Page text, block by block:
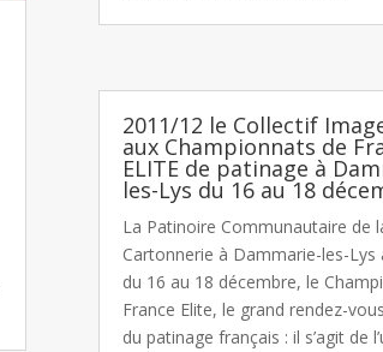
2011/12 le Collectif
aux Championnats de
ELITE de patinage à
les-Lys du 16 au 18
La Patinoire Communautaire de
Cartonnerie à Dammarie-les-Lys
du 16 au 18 décembre, le
France Elite, le grand rendez-
du patinage français : il s’agit de